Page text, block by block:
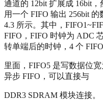
通道的 12bit 扩展成 16bit
用一个 FIFO 输出 256bit
4.3 所示。其中，
FIFO，FIFO 时钟为 ADC
转单端后的时钟，4 个
里面，FIFO5 是写数据位
异步 FIFO，可以直接与
DDR3 SDRAM 模块连接。